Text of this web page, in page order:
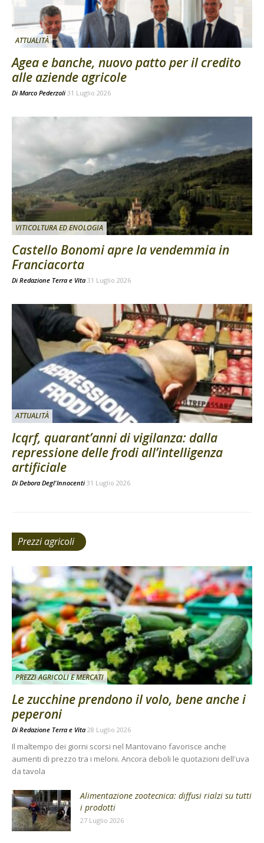
ATTUALITÀ
Agea e banche, nuovo patto per il credito
alle aziende agricole
Di Marco Pederzoli 31 Luglio 2026
VITICOLTURA ED ENOLOGIA
Castello Bonomi apre la vendemmia in
Franciacorta
Di Redazione Terra e Vita 31 Luglio 2026
ATTUALITÀ
Icqrf, quarant’anni di vigilanza: dalla
repressione delle frodi all’intelligenza
artificiale
Di Debora Degl'Innocenti 31 Luglio 2026
Prezzi agricoli
PREZZI AGRICOLI E MERCATI
Le zucchine prendono il volo, bene anche i
peperoni
Di Redazione Terra e Vita 28 Luglio 2026
Il maltempo dei giorni scorsi nel Mantovano favorisce anche
aumenti di prezzo tra i meloni. Ancora deboli le quotazioni dell'uva
da tavola
Alimentazione zootecnica: diffusi rialzi su tutti
i prodotti
27 Luglio 2026